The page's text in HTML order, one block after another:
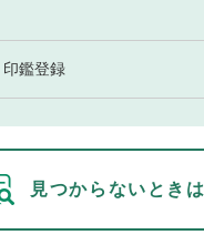
印鑑登録
見つからないときは